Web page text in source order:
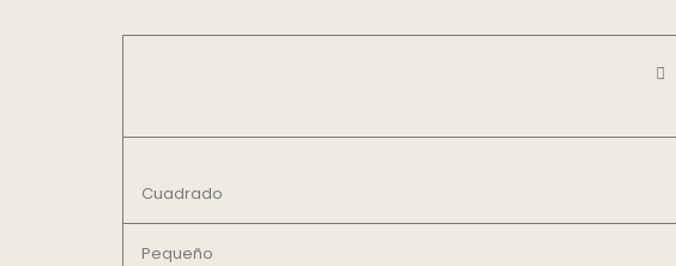
Cuadrado
Pequeño